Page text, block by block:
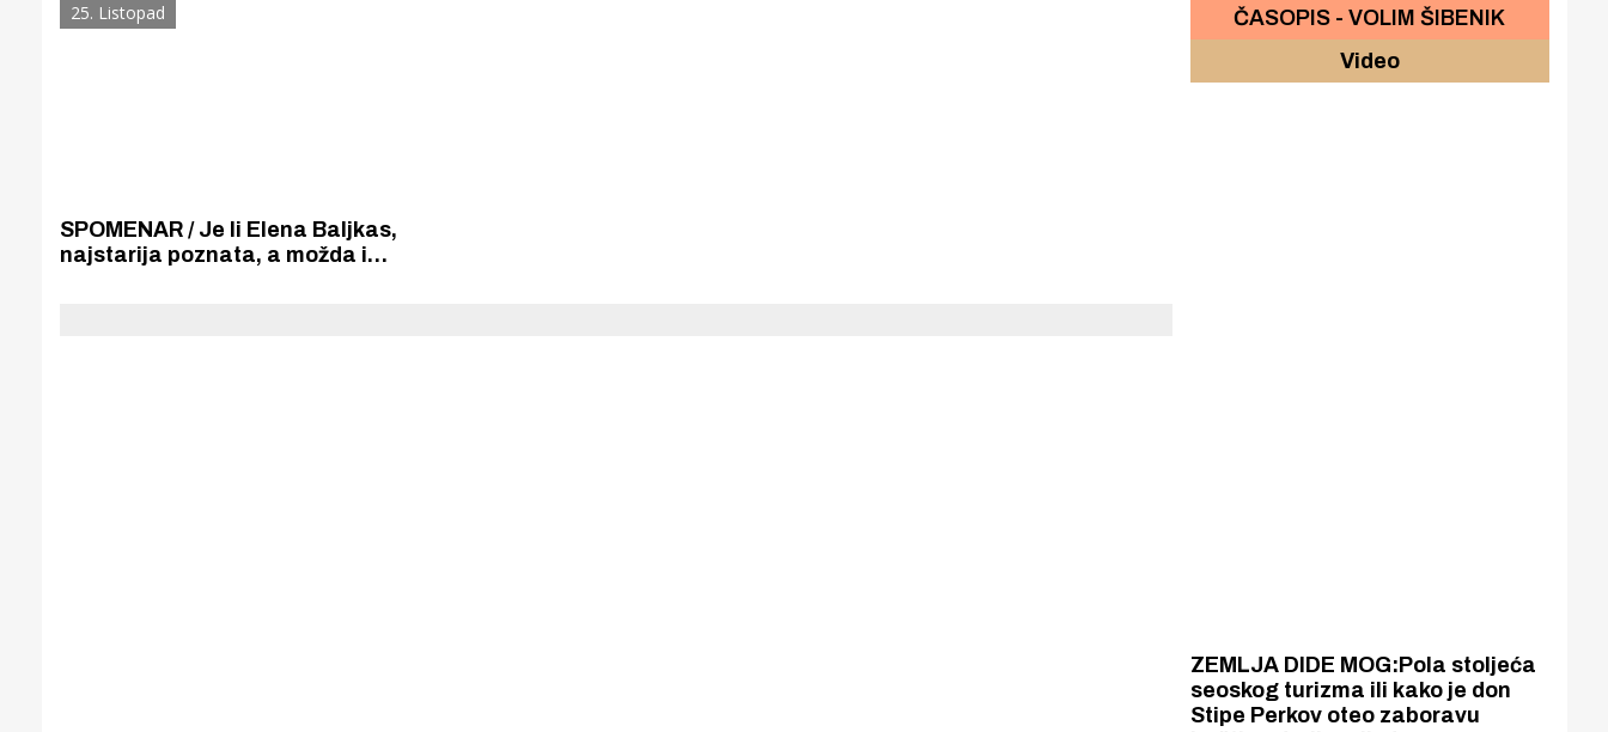
25. Listopad
SPOMENAR / Je li Elena Baljkas,
najstarija poznata, a možda i
ČASOPIS - VOLIM ŠIBENIK
Video
ZEMLJA DIDE MOG:Pola stoljeća
seoskog turizma ili kako je don
Stipe Perkov oteo zaboravu